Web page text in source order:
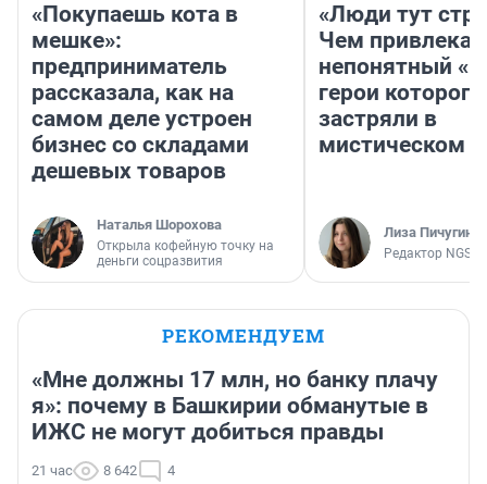
«Покупаешь кота в
мешке»:
предприниматель
рассказала, как на
самом деле устроен
бизнес со складами
дешевых товаров
Наталья Шорохова
Открыла кофейную точку на
деньги соцразвития
«Люди тут
Чем
непонятный
герои которого
застряли в
мистическом
Лиза Пичугина
Редактор
РЕКОМЕНДУЕМ
«Мне должны 17 млн, но банку плачу
я»: почему в Башкирии обманутые в
ИЖС не могут добиться правды
21 час 8 642 4